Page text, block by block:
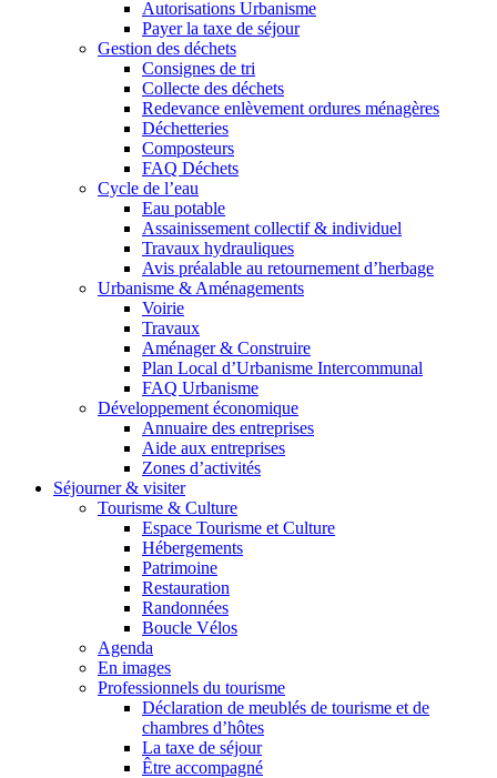
Autorisations Urbanisme
Payer la taxe de séjour
Gestion des déchets
Consignes de tri
Collecte des déchets
Redevance enlèvement ordures ménagères
Déchetteries
Composteurs
FAQ Déchets
Cycle de l’eau
Eau potable
Assainissement collectif & individuel
Travaux hydrauliques
Avis préalable au retournement d’herbage
Urbanisme & Aménagements
Voirie
Travaux
Aménager & Construire
Plan Local d’Urbanisme Intercommunal
FAQ Urbanisme
Développement économique
Annuaire des entreprises
Aide aux entreprises
Zones d’activités
Séjourner & visiter
Tourisme & Culture
Espace Tourisme et Culture
Hébergements
Patrimoine
Restauration
Randonnées
Boucle Vélos
Agenda
En images
Professionnels du tourisme
Déclaration de meublés de tourisme et de
chambres d’hôtes
La taxe de séjour
Être accompagné